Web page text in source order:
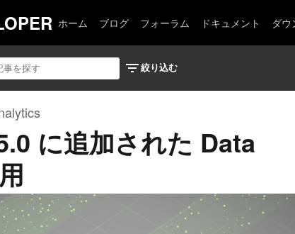
ホーム ブログ フォーラム ドキュメント ダウ
に追加された Data